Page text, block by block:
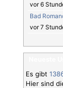
vor 6
Bad
vor 7
Es gibt
Hier sind